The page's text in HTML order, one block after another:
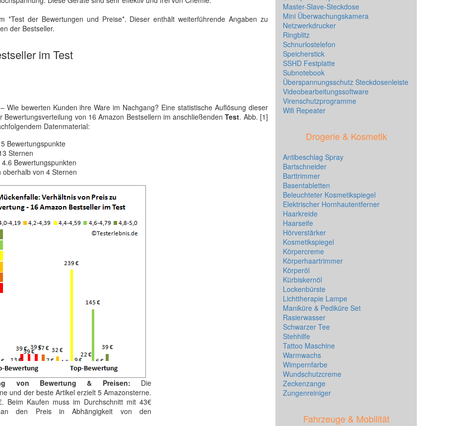
*Test der Bewertungen und Preise*. Dieser enthält weiterführende Angaben zu
der Bestseller.
im Test
Wie bewerten Kunden ihre Ware im Nachgang? Eine statistische Auflösung dieser
Bewertungsverteilung von 16 Amazon Bestsellern im anschließendenTest. Abb. [1]
Datenmaterial:
Bewertungspunkte
Sternen
Bewertungspunkten
von 4 Sternen
von Bewertung & Preisen: Die
und der beste Artikel erzielt 5 Amazonsterne.
Beim Kaufen muss im Durchschnitt mit 43€
den Preis in Abhängigkeit von den
Master-Slave-Steckdose
Mini Überwachungskamera
Netzwerkdrucker
Ringblitz
Schnurlostelefon
Speicherstick
SSHD Festplatte
Subnotebook
Überspannungsschutz Steckdosenleiste
Videobearbeitungssoftware
Virenschutzprogramme
Wifi Repeater
Drogerie & Kosmetik
Antibeschlag Spray
Bartschneider
Barttrimmer
Basentabletten
Beleuchteter Kosmetikspiegel
Elektrischer Hornhautentferner
Haarkreide
Haarseife
Hörverstärker
Kosmetikspiegel
Körpercreme
Körperhaartrimmer
Körperöl
Kürbiskernöl
Lockenbürste
Lichttherapie Lampe
Maniküre & Pediküre Set
Rasierwasser
Schwarzer Tee
Stehhilfe
Tattoo Maschine
Warmwachs
Wimpernfarbe
Wundschutzcreme
Zeckenzange
Zungenreiniger
Fahrzeuge & Mobilität